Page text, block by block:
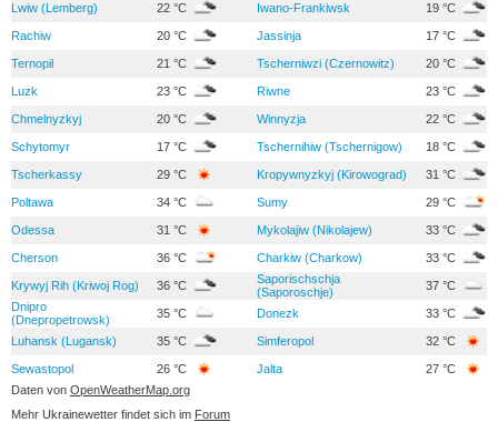
Lwiw (Lemberg) 22 °C Iwano-Frankiwsk 19 °C
Rachiw 20 °C Jassinja 17 °C
Ternopil 21 °C Tscherniwzi (Czernowitz) 20 °C
Luzk 23 °C Riwne 23 °C
Chmelnyzkyj 20 °C Winnyzja 22 °C
Schytomyr 17 °C Tschernihiw (Tschernigow) 18 °C
Tscherkassy 29 °C Kropywnyzkyj (Kirowograd) 31 °C
Poltawa 34 °C Sumy 29 °C
Odessa 31 °C Mykolajiw (Nikolajew) 33 °C
Cherson 36 °C Charkiw (Charkow) 33 °C
Krywyj Rih (Kriwoj Rog) 36 °C
Saporischschja
(Saporoschje)
37 °C
Dnipro
(Dnepropetrowsk)
35 °C Donezk 33 °C
Luhansk (Lugansk) 35 °C Simferopol 32 °C
Sewastopol 26 °C Jalta
27 °C
Daten von OpenWeatherMap.org
Mehr Ukrainewetter findet sich im Forum